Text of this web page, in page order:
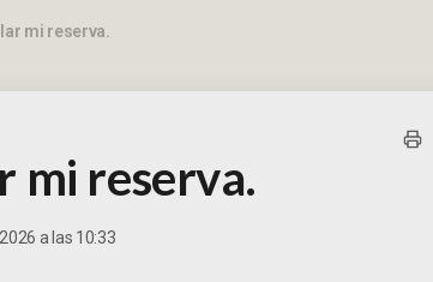
mi reserva.
mi reserva.
a las 10:33